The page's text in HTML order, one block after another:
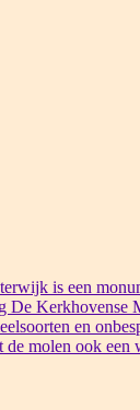
is een
De
en
de molen ook een